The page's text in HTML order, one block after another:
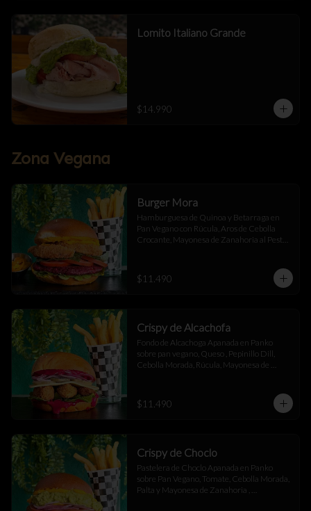
Lomito Italiano Grande
$14.990
Zona Vegana
Burger Mora
Hamburguesa de Quinoa y Betarraga en
Pan Vegano con Rúcula, Aros de Cebolla
Crocante, Mayonesa de Zanahoria al Pesto,
$11.490
Crispy de Alcachofa
Fondo de Alcachoga Apanada en Panko
sobre pan vegano, Queso , Pepinillo Dill,
Cebolla Morada, Rúcula, Mayonesa de
$11.490
Crispy de Choclo
Pastelera de Choclo Apanada en Panko
sobre Pan Vegano, Tomate, Cebolla Morada,
Palta y Mayonesa de Zanahoria ,